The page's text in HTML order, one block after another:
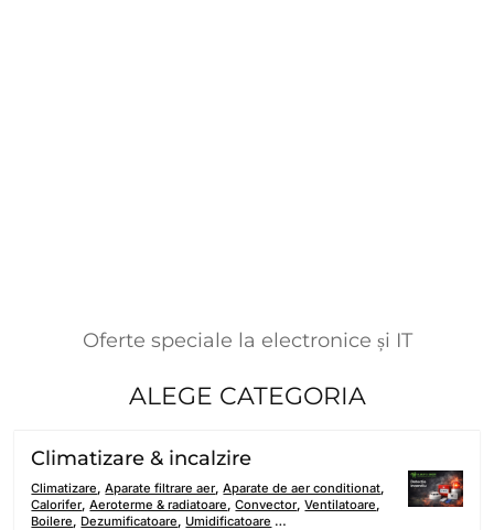
Oferte speciale la electronice și IT
ALEGE CATEGORIA
Climatizare & incalzire
Climatizare,Aparate filtrare aer,Aparate de aer conditionat,
Calorifer,Aeroterme & radiatoare,Convector,Ventilatoare,
Boilere, Dezumificatoare, Umidificatoare …